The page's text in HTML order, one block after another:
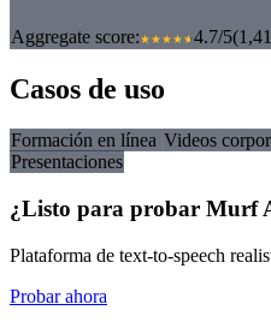
Aggregate score: 4.7/5
Casos de uso
Formación en línea Videos
Presentaciones
¿Listo para probar Murf
Plataforma de text-to-speech
Probar ahora